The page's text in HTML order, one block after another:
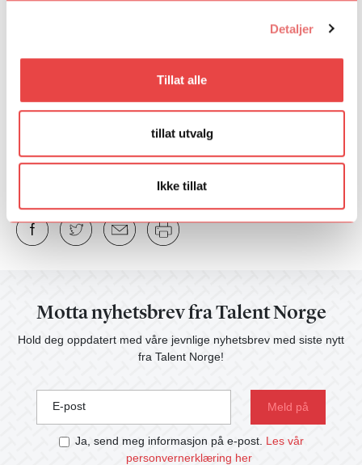
Detaljer
Tillat alle
tillat utvalg
Ikke tillat
eller kontakt Talent
Fant du det du lette etter?
Ja Nei
Motta nyhetsbrev fra Talent Norge
Hold deg oppdatert med våre jevnlige nyhetsbrev med siste nytt
fra Talent Norge!
E-post
Ja, send meg informasjon på e-post. Les vår
personvernerklæring her